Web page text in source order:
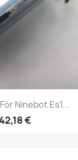
Snabbvy
Ninebot Es1...
€